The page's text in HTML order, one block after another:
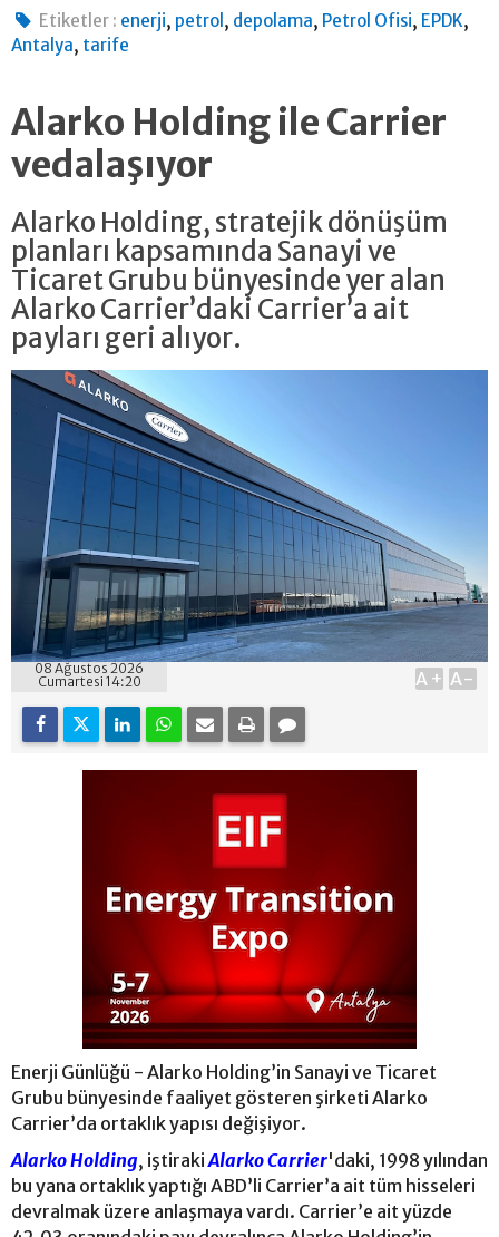
Etiketler : enerji, petrol , depolama, Petrol Ofisi, EPDK,
Antalya, tarife
Alarko Holding ile Carrier
vedalaşıyor
Alarko Holding, stratejik dönüşüm
planları kapsamında Sanayi ve
Ticaret Grubu bünyesinde yer alan
Alarko Carrier’daki Carrier’a ait
payları geri alıyor.
08 Ağustos 2026
Cumartesi 14:20
A+ A-
Enerji Günlüğü - Alarko Holding’in Sanayi ve Ticaret
Grubu bünyesinde faaliyet gösteren şirketi Alarko
Carrier’da ortaklık yapısı değişiyor.
Alarko Holding, iştirakiAlarko Carrier'daki, 1998 yılından
bu yana ortaklık yaptığı ABD’li Carrier’a ait tüm hisseleri
devralmak üzere anlaşmaya vardı. Carrier’e ait yüzde